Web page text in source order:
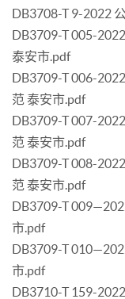
DB3708-T 9-2022
DB3709-T 005-
泰安市.pdf
DB3709-T 006-
范 泰安市.pdf
DB3709-T 007-
范 泰安市.pdf
DB3709-T 008-
范 泰安市.pdf
DB3709-T
市.pdf
DB3709-T
市.pdf
DB3710-T 159-